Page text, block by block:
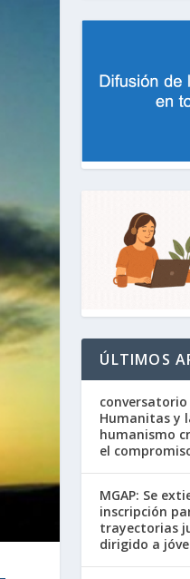
ÚLTIMOS
Humanitas y
humanismo
el
MGAP: Se
inscripción
trayectorias
dirigido a